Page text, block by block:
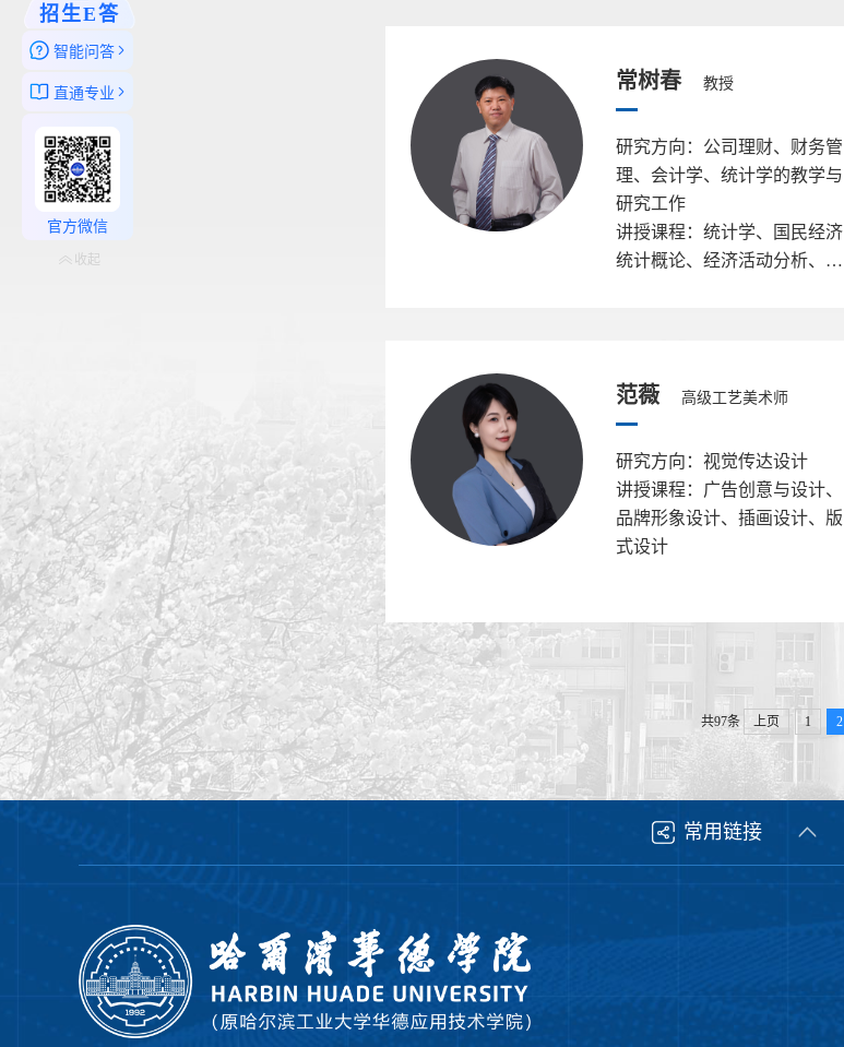
常树春 教授
研究方向：公司理财、财务管
理、会计学、统计学的教学与
研究工作
讲授课程：统计学、国民经济
统计概论、经济活动分析、基
范薇 高级工艺美术师
研究方向：视觉传达设计
讲授课程：广告创意与设计、
品牌形象设计、插画设计、版
式设计
共97条 上页 1 2
常用链接
招生E答
智能问答
直通专业
官方微信
收起